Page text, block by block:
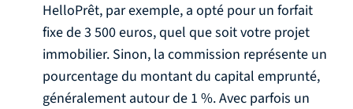
HelloPrêt, par exemple, a opté pour un forfait
fixe de 3 500 euros, quel que soit votre projet
immobilier. Sinon, la commission représente un
pourcentage du montant du capital emprunté,
généralement autour de 1 %. Avec parfois un